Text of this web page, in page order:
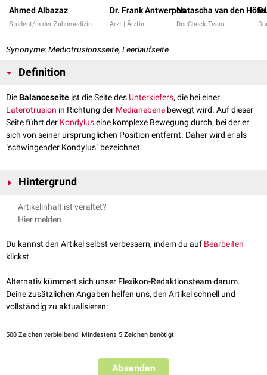
Ahmed Albazaz
Student/in der Zahnmedizin
Dr. Frank Antwerpes
Arzt | Ärztin
Natascha van den Höfel
DocCheck Team
Synonyme: Mediotrusionsseite, Leerlaufseite
Definition
DieBalanceseite ist die Seite des Unterkiefers, die bei einer
Laterotrusion in Richtung der Medianebene bewegt wird. Auf dieser
Seite führt der Kondyluseine komplexe Bewegung durch, bei der er
sich von seiner ursprünglichen Position entfernt. Daher wird er als
"schwingender Kondylus" bezeichnet.
Hintergrund
Der schwingende Kondylus führt eine gleitende Bewegung aus, bei der er
nachmedialschwingt
Die Balanceseite ist während des
bestehen, um Fehlbelastungen desKiefergelenksund der
Kaumuskulaturzu vermeiden.
Artikelinhalt ist veraltet?
Hier melden
Du kannst den Artikel selbst verbessern, indem du auf Bearbeiten
klickst.
Alternativ kümmert sich unser Flexikon-Redaktionsteam darum.
Deine zusätzlichen Angaben helfen uns, den Artikel schnell und
vollständig zu aktualisieren:
500 Zeichen verbleibend. Mindestens 5 Zeichen benötigt.
Absenden